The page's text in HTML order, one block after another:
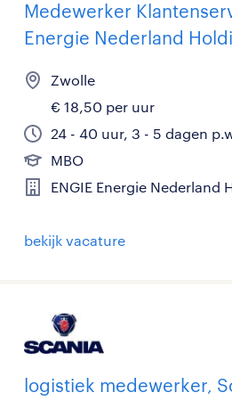
Medewerker
Energie Nederland
Zwolle
€ 18,50 per uur
24 - 40 uur, 3 - 5 dagen
MBO
ENGIE Energie Nederland
bekijk vacature
logistiek medewerker,